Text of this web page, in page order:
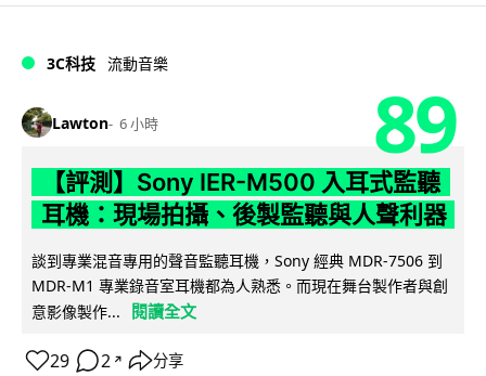
3C科技 流動音樂
Lawton 6 小時 89
【評測】Sony IER-M500 入耳式監聽
耳機：現場拍攝、後製監聽與人聲利器
談到專業混音專用的聲音監聽耳機，Sony 經典 MDR-7506 到
MDR-M1 專業錄音室耳機都為人熟悉。而現在舞台製作者與創
意影像製作...
閱讀全文
29 2 ↗ 分享